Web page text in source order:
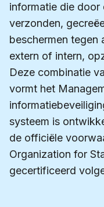
informatie die
verzonden,
beschermen
extern of intern,
Deze combinatie
vormt het
systeem is
de officiële
Organization for
gecertificeerd